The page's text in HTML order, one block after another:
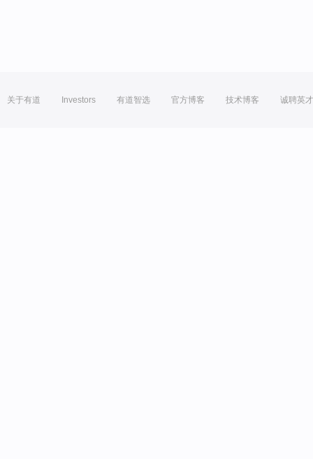
关于有道 Investors 有道智选 官方博客 技术博客 诚聘英才